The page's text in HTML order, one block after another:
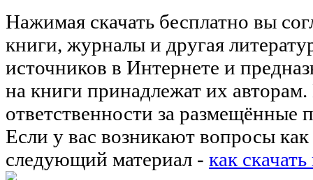
Нажимая скачать бесплатно вы
книги, журналы и другая
источников в Интернете и
на книги принадлежат их
ответственности за размещённые
Если у вас возникают вопросы как
следующий материал - как